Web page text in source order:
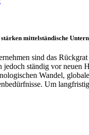
mittelständische
sind das Rückgrat
jedoch ständig vor neuen
Wandel,
Um